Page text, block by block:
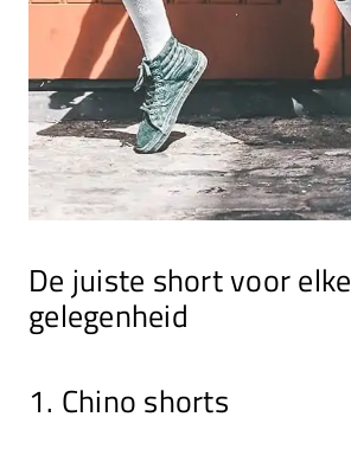
De juiste short voor elke
gelegenheid
1. Chino shorts